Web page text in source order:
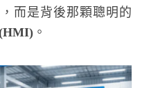
而是背後那顆聰明的
。